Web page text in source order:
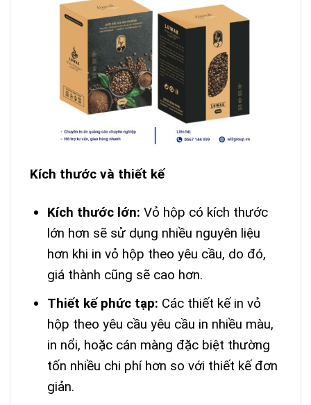
Kích thước và thiết kế
Kích thước lớn: Vỏ hộp có kích thước
lớn hơn sẽ sử dụng nhiều nguyên liệu
hơn khi in vỏ hộp theo yêu cầu, do đó,
giá thành cũng sẽ cao hơn.
Thiết kế phức tạp: Các thiết kế in vỏ
hộp theo yêu cầu yêu cầu in nhiều màu,
in nổi, hoặc cán màng đặc biệt thường
tốn nhiều chi phí hơn so với thiết kế đơn
giản.